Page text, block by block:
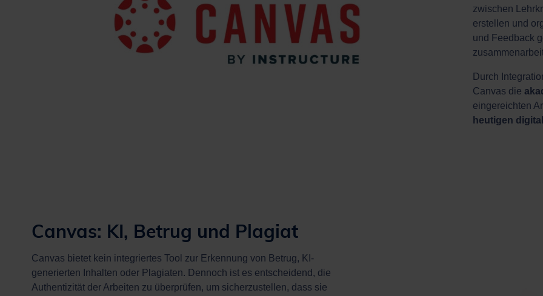
zwischen
erstellen und
und Feedback
Durch
Canvas die
eingereichten
heutigen
Canvas: KI, Betrug und Plagiat
Canvas bietet kein integriertes Tool zur Erkennung von Betrug, KI-
generierten Inhalten oder Plagiaten. Dennoch ist es entscheidend, die
Authentizität der Arbeiten zu überprüfen, um sicherzustellen, dass sie